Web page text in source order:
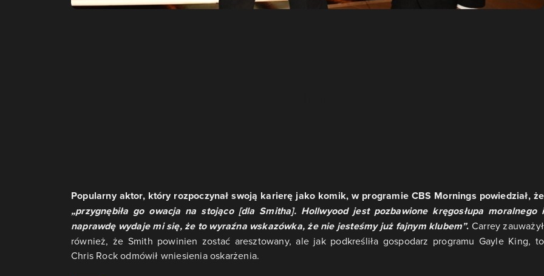
Popularny aktor, który rozpoczynał swoją karierę jako komik, w programie CBS Mornings powiedział, że
„przygnębiła go owacja na stojąco [dla Smitha]. Hollwyood jest pozbawione kręgosłupa moralnego i
naprawdę wydaje mi się, że to wyraźna wskazówka, że nie jesteśmy już fajnym klubem”. Carrey zauważył
również, że Smith powinien zostać aresztowany, ale jak podkreśliła gospodarz programu Gayle King, to
Chris Rock odmówił wniesienia oskarżenia.